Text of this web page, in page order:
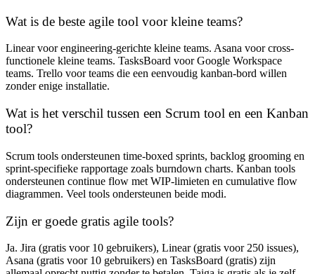
Wat is de beste agile tool voor kleine teams?
Linear voor engineering-gerichte kleine teams. Asana voor cross-
functionele kleine teams. TasksBoard voor Google Workspace
teams. Trello voor teams die een eenvoudig kanban-bord willen
zonder enige installatie.
Wat is het verschil tussen een Scrum tool en een Kanban
tool?
Scrum tools ondersteunen time-boxed sprints, backlog grooming en
sprint-specifieke rapportage zoals burndown charts. Kanban tools
ondersteunen continue flow met WIP-limieten en cumulative flow
diagrammen. Veel tools ondersteunen beide modi.
Zijn er goede gratis agile tools?
Ja. Jira (gratis voor 10 gebruikers), Linear (gratis voor 250 issues),
Asana (gratis voor 10 gebruikers) en TasksBoard (gratis) zijn